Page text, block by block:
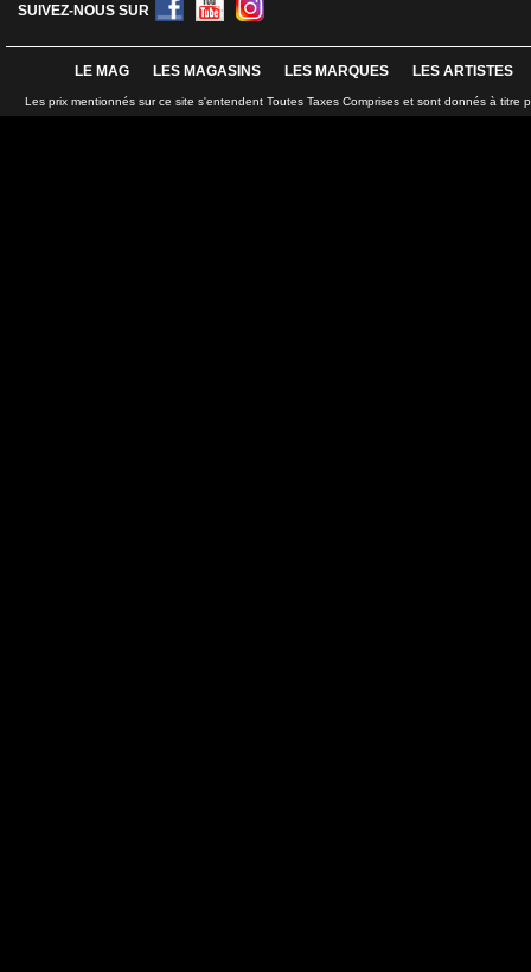
SUIVEZ-NOUS SUR
LE MAG LES MAGASINS LES MARQUES LES ARTISTES
Les prix mentionnés sur ce site s'entendent Toutes Taxes Comprises et sont donnés à